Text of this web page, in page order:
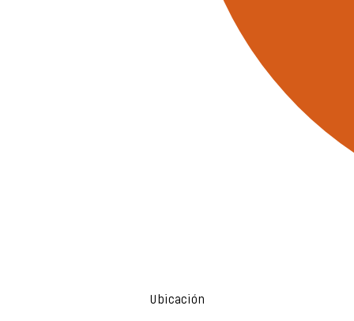
Ubicación